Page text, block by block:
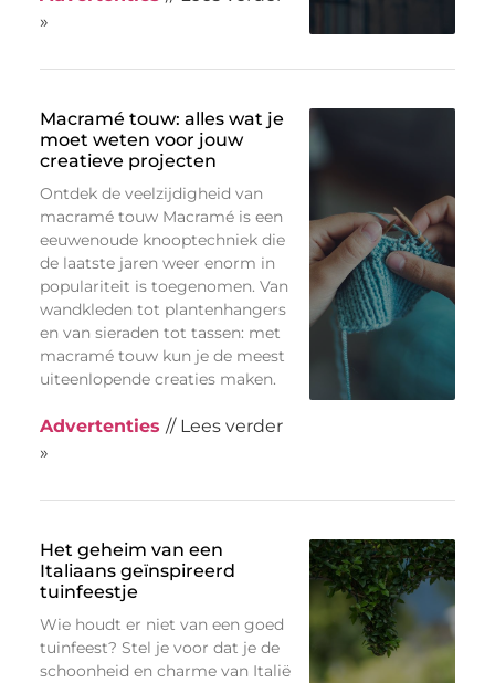
»
Macramé touw: alles wat je
moet weten voor jouw
creatieve projecten
Ontdek de veelzijdigheid van
macramé touw Macramé is een
eeuwenoude knooptechniek die
de laatste jaren weer enorm in
populariteit is toegenomen. Van
wandkleden tot plantenhangers
en van sieraden tot tassen: met
macramé touw kun je de meest
uiteenlopende creaties maken.
Advertenties // Lees verder
»
Het geheim van een
Italiaans geïnspireerd
tuinfeestje
Wie houdt er niet van een goed
tuinfeest? Stel je voor dat je de
schoonheid en charme van Italië